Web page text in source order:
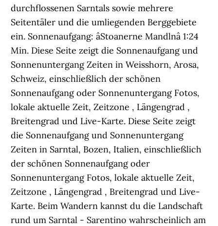
durchflossenen Sarntals sowie mehrere
Seitentäler und die umliegenden Berggebiete
ein. Sonnenaufgang: âStoanerne Mandlnâ 1:24
Min. Diese Seite zeigt die Sonnenaufgang und
Sonnenuntergang Zeiten in Weisshorn, Arosa,
Schweiz, einschließlich der schönen
Sonnenaufgang oder Sonnenuntergang Fotos,
lokale aktuelle Zeit, Zeitzone , Längengrad ,
Breitengrad und Live-Karte. Diese Seite zeigt
die Sonnenaufgang und Sonnenuntergang
Zeiten in Sarntal, Bozen, Italien, einschließlich
der schönen Sonnenaufgang oder
Sonnenuntergang Fotos, lokale aktuelle Zeit,
Zeitzone , Längengrad , Breitengrad und Live-
Karte. Beim Wandern kannst du die Landschaft
rund um Sarntal - Sarentino wahrscheinlich am